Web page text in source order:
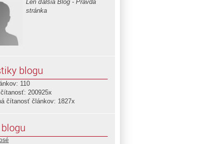
Len ďalšia Blog - Pravda
stránka
blogu
110
200925x
čítanosť článkov: 1827x